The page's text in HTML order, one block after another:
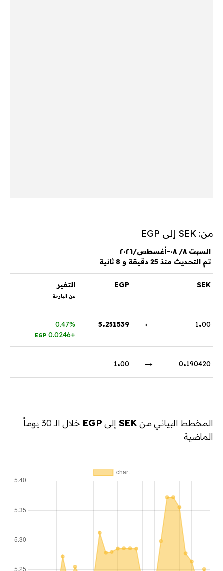
من: SEK إلى EGP
السبت ٨/ ٠٨-أغسطس/٢٠٢٦
تم التحديث منذ 25 دقيقة و 8 ثانية
SEK
EGP التغير
عن البارحة
1.00
←
5.251539
0.47%
+0.0246
EGP
0.190420
→
1.00
المخطط البياني منSEK إلى EGP
خلال الـ 30 يوماً
الماضية